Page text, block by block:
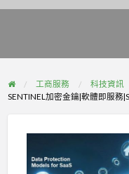
工商服務
科技資訊
SENTINEL加密金鑰|軟體即服務